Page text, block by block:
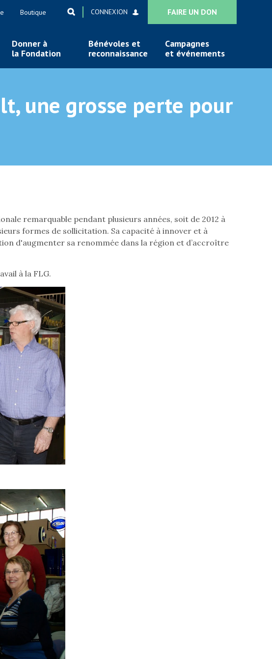
Boutique CONNEXION FAIRE UN DON
Donner à
la Fondation
Bénévoles et
reconnaissance
Campagnes
et événements
une grosse perte pour
remarquable pendant plusieurs années, soit de 2012 à
formes de sollicitation. Sa capacité à innover et à
d'augmenter sa renommée dans la région et d’accroître
à la FLG.